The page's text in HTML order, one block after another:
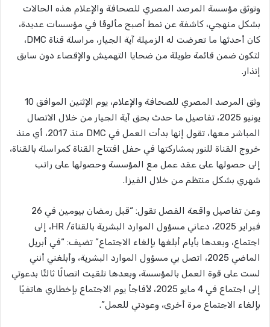
وتوثق مؤسسة المرصد المصري للصحافة والإعلام هذه الحالات
بشكل منهجي، كاشفة عن نمط أصبح مألوفًا في مؤسسات عديدة،
كان أحدثها ما تعرضت له الزميلة آية الجيار، مراسلة قناة DMC،
لتكون ضمن قائمة طويلة من ضحايا التهميش والإقصاء دون سابق
إنذار.
وثق المرصد المصري للصحافة والإعلام، يوم الإثنين الموافق 10
يونيو 2025، تفاصيل ما حدث بحق آية الجيار من خلال الاتصال
المباشر معها، تقول إنها بدأت العمل في DMC منذ 2017، أي منذ
خروج القناة للنور بمشاركتها في حفل افتتاح القناة كمراسلة بالقناة،
إلى حصولها على عقد عمل مع المؤسسة وحصولها على راتب
شهري بشكل منتظم من خلال الفيزا.
وعن تفاصيل واقعة الفصل تقول: “قبل رمضان بيومين في 26
فبراير 2025، دعاني مسؤول الموارد البشرية بالقناة/ HR، إلى
اجتماع، وبعدها بأيام أبلغها بإلغاء الاجتماع” تضيف: “في أبريل
الماضي 2025، اتصل بي مسؤول الموارد البشرية، وأبلغني أنني
لست على قوة العمل بالمؤسسة، وبعدها تلقيت اتصالًا ثالثًا بدعوتي
إلى اجتماع في 4 مايو 2025، لأفاجأ يوم الاجتماع بإخطاري هاتفيًا
بإلغاء الاجتماع مرة أخرى، وعودتي للعمل”.